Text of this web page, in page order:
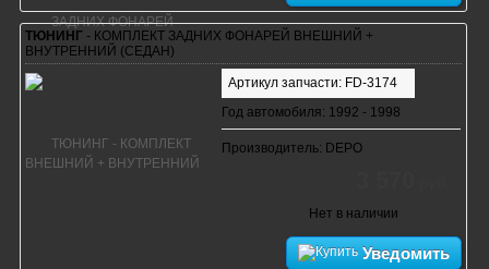
ТЮНИНГ- КОМПЛЕКТ ЗАДНИХ ФОНАРЕЙ ВНЕШНИЙ +
ВНУТРЕННИЙ (СЕДАН)
Артикул запчасти: FD-3174
Год автомобиля: 1992 - 1998
Производитель: DEPO
Нет в наличии
Уведомить